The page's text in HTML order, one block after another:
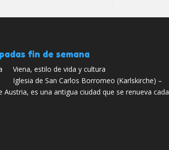
fin de semana
Viena, estilo de vida y cultura
Iglesia de San Carlos Borromeo (Karlskirche) –
Austria, es una antigua ciudad que se renueva cada